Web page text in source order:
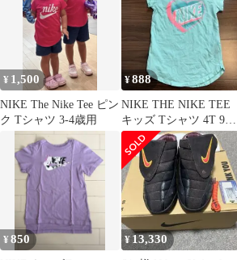
¥ 1,500
NIKE The Nike Tee ピン
ク Tシャツ 3-4歳用
¥888
NIKE THE NIKE TEE
キッズ Tシャツ 4T 98-
104cm
¥850 ¥ 13,330